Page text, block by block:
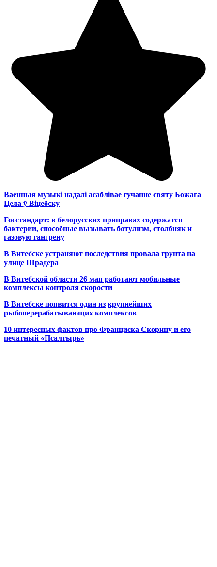
Ваенныя музыкі надалі асаблівае гучанне святу Божага
Цела ў Віцебску
Госстандарт: в белорусских приправах содержатся
бактерии, способные вызывать ботулизм, столбняк и
газовую гангрену
В Витебске устраняют последствия провала грунта на
улице Шрадера
В Витебской области 26 мая работают мобильные
комплексы контроля скорости
В Витебске появится один из крупнейших
рыбоперерабатывающих комплексов
10 интересных фактов про Франциска Скорину и его
печатный «Псалтырь»